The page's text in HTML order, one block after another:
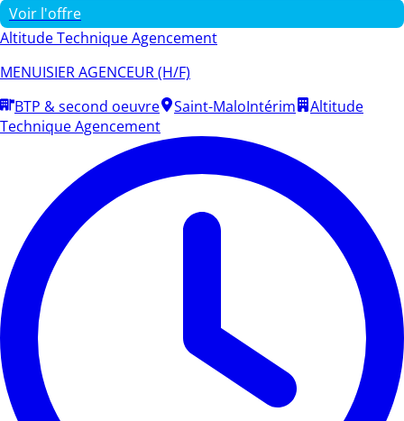
Voir l'offre
Altitude Technique Agencement
MENUISIER AGENCEUR (H/F)
BTP & second oeuvre
Saint-MaloIntérim
Altitude
Technique Agencement